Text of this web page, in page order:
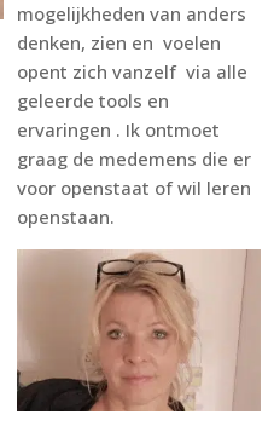
mogelijkheden van anders
denken, zien en voelen
opent zich vanzelf via alle
geleerde tools en
ervaringen . Ik ontmoet
graag de medemens die er
voor openstaat of wil leren
openstaan.